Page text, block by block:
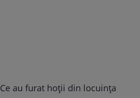
Ce au furat hoții din locuința